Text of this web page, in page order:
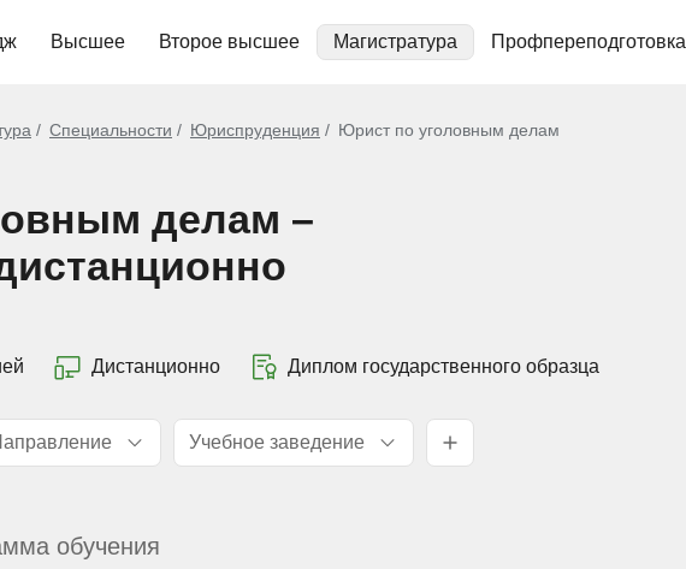
Высшее Второе высшее Магистратура Профпереподготовка
Специальности Юриспруденция Юрист по уголовным делам
делам –
Дистанционно Диплом государственного образца
Учебное заведение
обучения